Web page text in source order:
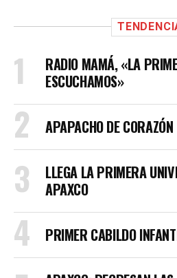
RADIO MAMÁ, «LA
ESCUCHAMOS»
APAPACHO DE CORAZÓN
LLEGA LA PRIMERA
APAXCO
PRIMER CABILDO